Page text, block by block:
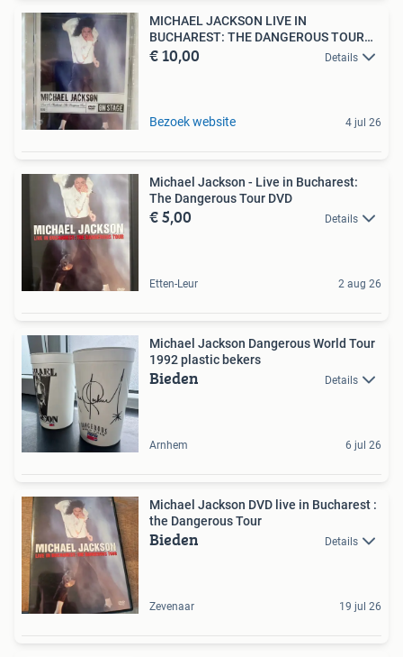
MICHAEL JACKSON LIVE IN
BUCHAREST: THE DANGEROUS TOUR
(IN
€ 10,00 Details
Bezoek website 4 jul 26
Michael Jackson - Live in Bucharest:
The Dangerous Tour DVD
€ 5,00 Details
Etten-Leur 2 aug 26
Michael Jackson Dangerous World Tour
1992 plastic bekers
Bieden Details
Arnhem 6 jul 26
Michael Jackson DVD live in Bucharest :
the Dangerous Tour
Bieden Details
Zevenaar 19 jul 26